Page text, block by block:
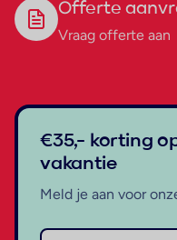
Offerte
Vraag offerte aan
€35,- korting
vakantie
Meld je aan voor